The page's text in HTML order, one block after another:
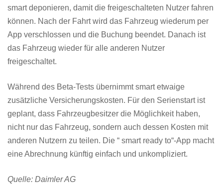
smart deponieren, damit die freigeschalteten Nutzer fahren
können. Nach der Fahrt wird das Fahrzeug wiederum per
App verschlossen und die Buchung beendet. Danach ist
das Fahrzeug wieder für alle anderen Nutzer
freigeschaltet.
Während des Beta-Tests übernimmt smart etwaige
zusätzliche Versicherungskosten. Für den Serienstart ist
geplant, dass Fahrzeugbesitzer die Möglichkeit haben,
nicht nur das Fahrzeug, sondern auch dessen Kosten mit
anderen Nutzern zu teilen. Die “ smart ready to“-App macht
eine Abrechnung künftig einfach und unkompliziert.
Quelle: Daimler AG